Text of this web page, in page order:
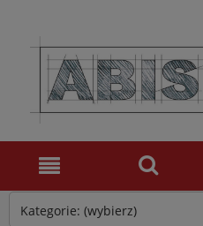
Kategorie: (wybierz)